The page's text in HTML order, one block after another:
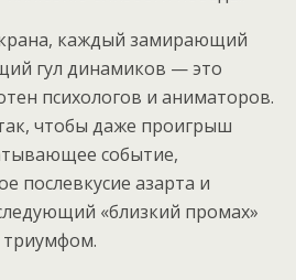
каждый замирающий
гул динамиков — это
психологов и аниматоров.
чтобы даже проигрыш
событие,
послевкусие азарта и
«близкий промах»
триумфом.